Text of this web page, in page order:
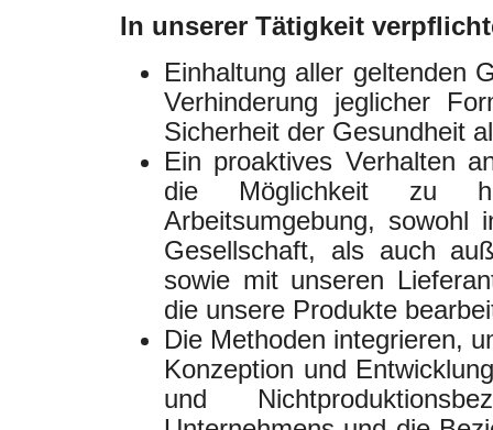
In unserer Tätigkeit
Einhaltung aller geltenden
Verhinderung jeglicher
Sicherheit der Gesundheit
Ein proaktives Verhalten
die Möglichkeit zu
Arbeitsumgebung, sowohl
Gesellschaft, als auch
sowie mit unseren
die unsere Produkte
Die Methoden integrieren,
Konzeption und
und